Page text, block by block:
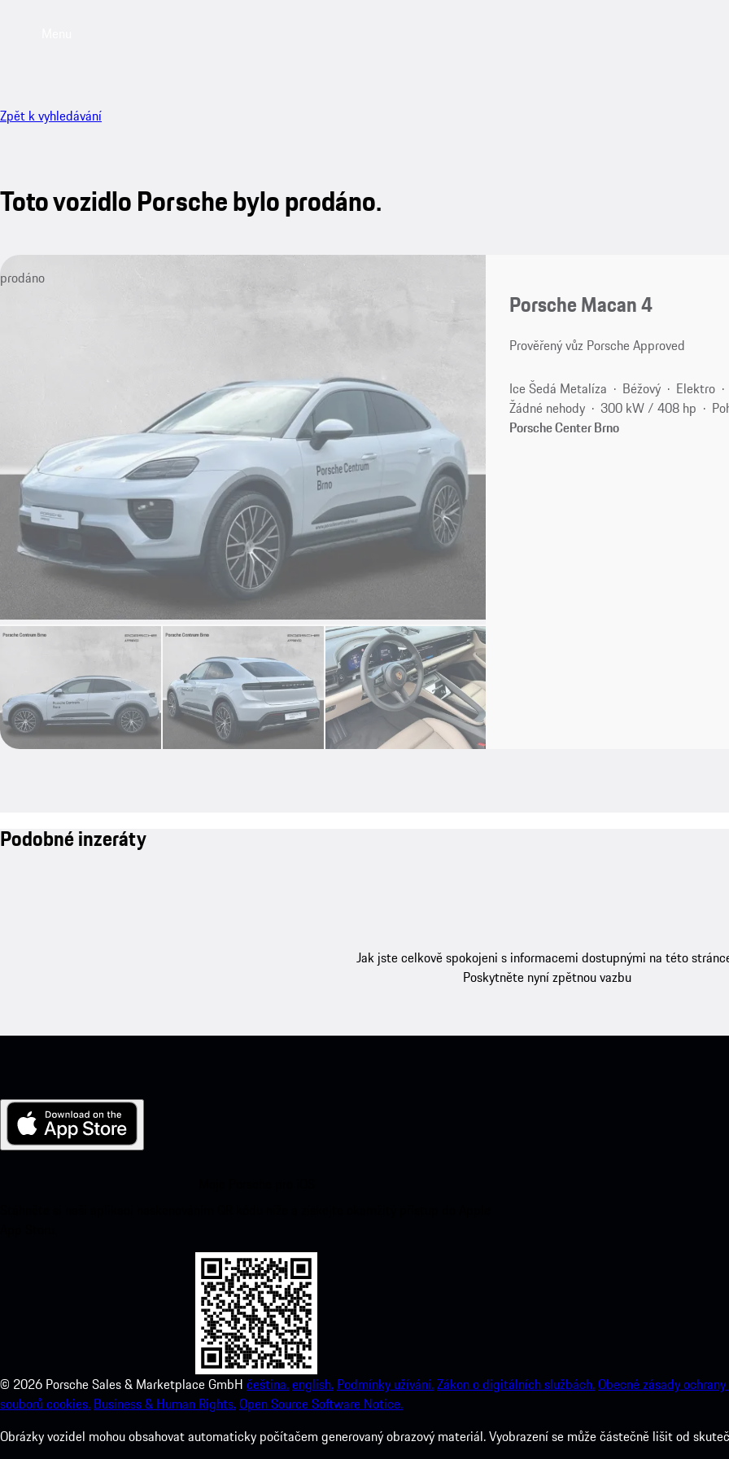
Zpět k vyhledávání
Toto vozidlo Porsche bylo prodáno.
prodáno
Porsche Macan 4
Prověřený vůz Porsche Approved
Ice Šedá Metalíza Béžový
Elektro
Žádné nehody
300 kW / 408 hp
Porsche Center Brno
Podobné inzeráty
Jak jste celkově spokojeni s informacemi dostupnými na této
Poskytněte nyní zpětnou vazbu
© 2026 Porsche Sales & Marketplace GmbH čeština.english. Podmínky užívání.Zákon o digitálních službách.Obecné zásady
souborů cookies. Business & Human Rights.Open Source Software Notice.
Obrázky vozidel mohou obsahovat automaticky počítačem generovaný obrazový materiál. Vyobrazení se může částečně lišit od